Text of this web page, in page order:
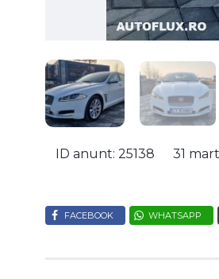
ID anunt: 25138 31
FACEBOOK WHATSAPP